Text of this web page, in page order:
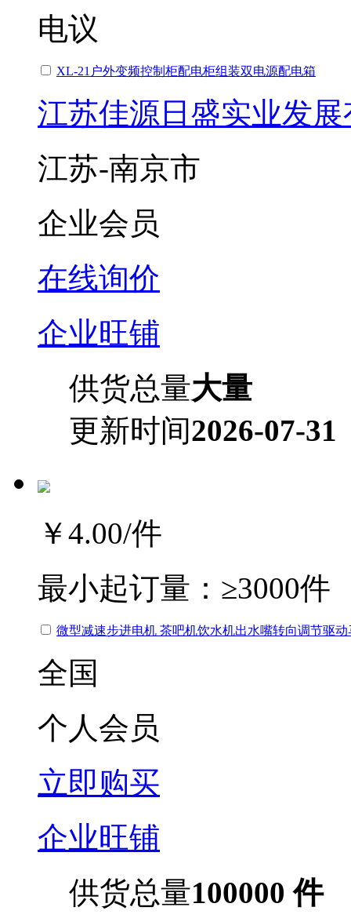
电议
XL-21户外变频控制柜配电柜组装双电源配电箱
江苏佳源日盛实业发
江苏-南京市
企业会员
在线询价
企业旺铺
供货总量大量
更新时间2026-07-31
￥4.00/件
最小起订量： ≥3000件
微型减速步进电机 茶吧机饮水机出水嘴转向调节驱动
全国
个人会员
立即购买
企业旺铺
供货总量100000 件